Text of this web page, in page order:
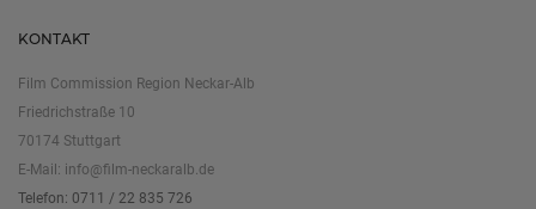
KONTAKT
Film Commission Region Neckar-Alb
Friedrichstraße 10
70174 Stuttgart
E-Mail: info@film-neckaralb.de
Telefon: 0711 / 22 835 726